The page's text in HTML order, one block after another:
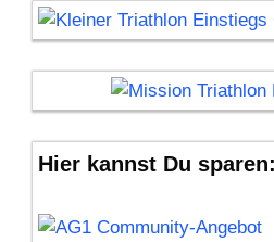
Hier kannst Du sparen: